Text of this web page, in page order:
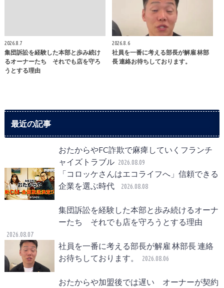
2026.8.7
集団訴訟を経験した本部と歩み続け
るオーナーたち それでも店を守ろ
うとする理由
2026.8.6
社員を一番に考える部長が解雇 林部
長 連絡お待ちしております。
最近の記事
おたからやFC詐欺で麻痺していくフランチ
ャイズトラブル 2026.08.09
「コロッケさんはエコライフへ」信頼できる
企業を選ぶ時代
2026.08.08
集団訴訟を経験した本部と歩み続けるオーナ
ーたち それでも店を守ろうとする理由
2026.08.07
社員を一番に考える部長が解雇 林部長 連絡
お待ちしております。
2026.08.06
おたからや加盟後では遅い オーナーが契約